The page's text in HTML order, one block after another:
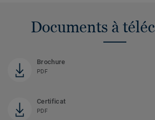
Documents à
Brochure
PDF
Certificat
PDF